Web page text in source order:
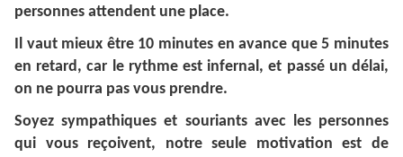
personnes attendent une place.
Il vaut mieux être 10 minutes en avance que 5 minutes
en retard, car le rythme est infernal, et passé un délai,
on ne pourra pas vous prendre.
Soyez sympathiques et souriants avec les personnes
qui vous reçoivent, notre seule motivation est de